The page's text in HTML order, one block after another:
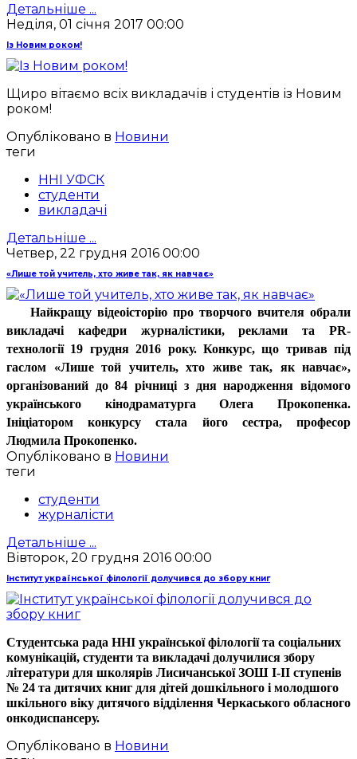
Детальніше ...
Неділя, 01 січня 2017 00:00
Із Новим роком!
Щиро вітаємо всіх викладачів і студентів із Новим
роком!
Опубліковано в Новини
теги
ННІ УФСК
студенти
викладачі
Детальніше ...
Четвер, 22 грудня 2016 00:00
«Лише той учитель, хто живе так, як навчає»
Найкращу відеоісторію про творчого вчителя обрали
викладачі кафедри журналістики, реклами та PR-
технології 19 грудня 2016 року. Конкурс, що тривав під
гаслом «Лише той учитель, хто живе так, як навчає»,
організований до 84 річниці з дня народження відомого
українського кінодраматурга Олега Прокопенка.
Ініціатором конкурсу стала його сестра, професор
Людмила Прокопенко.
Опубліковано в Новини
теги
студенти
журналісти
Детальніше ...
Вівторок, 20 грудня 2016 00:00
Інститут української філології долучився до збору книг
Студентська рада ННІ української філології та соціальних
комунікацій, студенти та викладачі долучилися збору
літератури для школярів Лисичанської ЗОШ І-ІІ ступенів
№ 24 та дитячих книг для дітей дошкільного і молодшого
шкільного віку дитячого відділення Черкаського обласного
онкодиспансеру.
Опубліковано в Новини